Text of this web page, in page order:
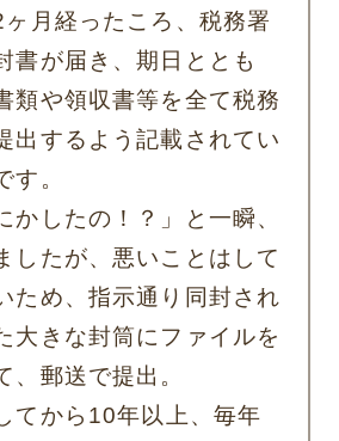
ヶ月経ったころ、税務署
書が届き、期日ととも
類や領収書等を全て税務
出するよう記載されてい
す。
かしたの！？」と一瞬、
したが、悪いことはして
ため、指示通り同封され
大きな封筒にファイルを
、郵送で提出。
てから10年以上、毎年